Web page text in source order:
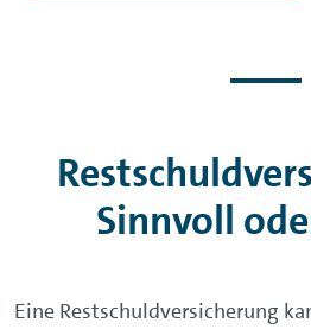
Sinnvoll
Eine Restschuldversicherung